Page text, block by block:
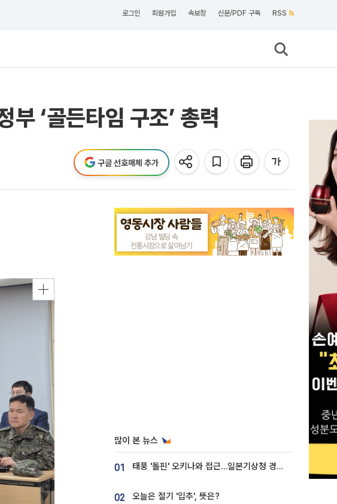
로그인 회원가입 속보창 신문/PDF 구독 RSS
‘골든타임 구조’ 총력
구글 선호매체 추가
많이 본 뉴스
01 태풍 '돌핀' 오키나와 접근…일본기상청 경로 업데이트
02 오늘은 절기 '입추', 뜻은?